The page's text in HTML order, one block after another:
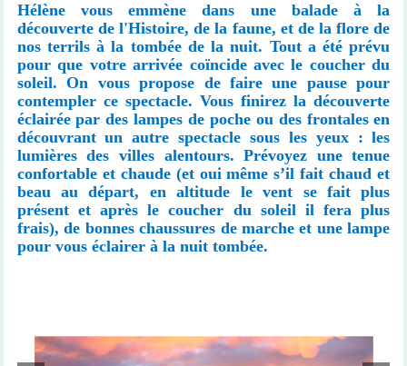
Hélène vous emmène dans une balade à la
découverte de l'Histoire, de la faune, et de la flore de
nos terrils à la tombée de la nuit. Tout a été prévu
pour que votre arrivée coïncide avec le coucher du
soleil. On vous propose de faire une pause pour
contempler ce spectacle. Vous finirez la découverte
éclairée par des lampes de poche ou des frontales en
découvrant un autre spectacle sous les yeux : les
lumières des villes alentours. Prévoyez une tenue
confortable et chaude (et oui même s’il fait chaud et
beau au départ, en altitude le vent se fait plus
présent et après le coucher du soleil il fera plus
frais), de bonnes chaussures de marche et une lampe
pour vous éclairer à la nuit tombée.